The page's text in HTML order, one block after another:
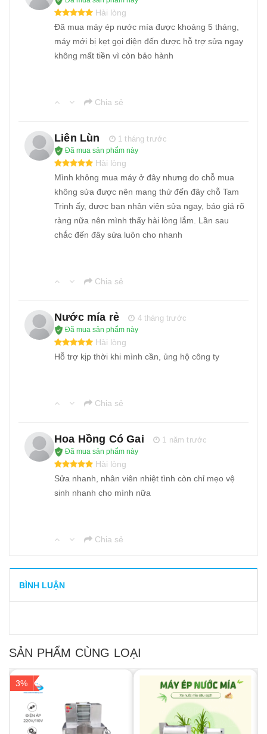
Hài lòng
Đã mua máy ép nước mía được khoảng 5 tháng,
máy mới bị kẹt gọi điện đến được hỗ trợ sửa ngay
không mất tiền vì còn bảo hành
Chia sẻ
Liên Lùn
1 tháng trước
Đã mua sản phẩm này
Hài lòng
Mình không mua máy ở đây nhưng do chỗ mua
không sửa được nên mang thử đến đây chỗ Tam
Trinh ấy, được bạn nhân viên sửa ngay, báo giá rõ
ràng nữa nên mình thấy hài lòng lắm. Lần sau
chắc đến đây sửa luôn cho nhanh
Chia sẻ
Nước mía rẻ
4 tháng trước
Đã mua sản phẩm này
Hài lòng
Hỗ trợ kịp thời khi mình cần, ủng hộ công ty
Chia sẻ
Hoa Hồng Có Gai
1 năm trước
Đã mua sản phẩm này
Hài lòng
Sửa nhanh, nhân viên nhiệt tình còn chỉ mẹo vệ
sinh nhanh cho mình nữa
Chia sẻ
BÌNH LUẬN
SẢN PHẨM CÙNG LOẠI
3%